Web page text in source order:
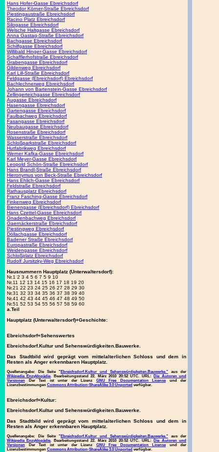
Hans Hofer-Gasse Ebreichsdorf
Theodor Körner-Straße Ebreichsdorf
Piestingaustraße Ebreichsdorf
Racino Platz Ebreichsdorf
Silogasse Ebreichsdorf
Welsche Haltgasse Ebreichsdorf
Anna Gastag-Straße Ebreichsdorf
Bachgasse Ebreichsdorf
Schilfgasse Ebreichsdorf
Willibald Hinger-Gasse Ebreichsdorf
Schafflerhofstraße Ebreichsdorf
Grabengasse Ebreichsdorf
Gildenweg Ebreichsdorf
Karl Lill-Straße Ebreichsdorf
Feldgasse (Ebreichsdorf) Ebreichsdorf
Bachlechnerweg Ebreichsdorf
Johann von Bartenstein-Gasse Ebreichsdorf
Zellingerteichgasse Ebreichsdorf
Augasse Ebreichsdorf
Hasengasse Ebreichsdorf
Gartengasse Ebreichsdorf
Faulbachweg Ebreichsdorf
Fasangasse Ebreichsdorf
Neubaugasse Ebreichsdorf
Rosenstraße Ebreichsdorf
Wasserstraße Ebreichsdorf
Schloßparkstraße Ebreichsdorf
Hutfabrikweg Ebreichsdorf
Werner Kafka-Gasse Ebreichsdorf
Karl Meyer-Gasse Ebreichsdorf
Leopold Schön-Straße Ebreichsdorf
Hans Brandl-Straße Ebreichsdorf
Hieronymus von Beck-Straße Ebreichsdorf
Hans Ehlich-Gasse Ebreichsdorf
Feldstraße Ebreichsdorf
Rathausplatz Ebreichsdorf
Franz Fasching-Gasse Ebreichsdorf
Finkenweg Ebreichsdorf
Bienengasse (Ebreichsdorf) Ebreichsdorf
Hans Czettel-Gasse Ebreichsdorf
Gnadenbachweg Ebreichsdorf
Gaernäckerstraße Ebreichsdorf
Piestingweg Ebreichsdorf
Döllachgasse Ebreichsdorf
Badener Straße Ebreichsdorf
Europastraße Ebreichsdorf
Weidengasse Ebreichsdorf
Schloßplatz Ebreichsdorf
Rudolf Jursitzky-Weg Ebreichsdorf
Hausnummern Hauptplatz (Unterwaltersdorf):
Nr.1 2 3 4 5 6 7 5 9 10
Nr.11 12 13 14 15 16 17 18 19 20
Nr.21 22 23 24 25 26 27 28 29 30
Nr.31 32 33 34 35 36 37 38 39 40
Nr.41 42 43 44 45 46 47 48 49 50
Nr.51 52 53 54 55 56 57 58 59 60
a.Teil
Hauptplatz (Unterwaltersdorf)+Geschichte:
Ebreichsdorf+Sehenswertes
Ebreichsdorf.Kultur und Sehenswürdigkeiten.Bauwerke.
Das Stadtbild wird geprägt vom mittelalterlichen Schloss und dem in
Resten als Anger erkennbaren Hauptplatz.
Quellenangabe: Die Seite "Ebreichsdorf.Kultur und Sehenswürdigkeiten.Bauwerke." aus der
Wikipedia Enzyklopädie. Bearbeitungsstand 22. März 2010 20:52 UTC. URL: Die Autoren und
Versionen Der Text ist unter der Lizenz GNU Free Documentation Licenseund der
Lizenzbestimmungen Commons Attribution-ShareAlike 3.0 Unported verfügbar.
Ebreichsdorf+Kultur:
Ebreichsdorf.Kultur und Sehenswürdigkeiten.Bauwerke.
Das Stadtbild wird geprägt vom mittelalterlichen Schloss und dem in
Resten als Anger erkennbaren Hauptplatz.
Quellenangabe: Die Seite "Ebreichsdorf.Kultur und Sehenswürdigkeiten.Bauwerke." aus der
Wikipedia Enzyklopädie. Bearbeitungsstand 22. März 2010 20:52 UTC. URL: Die Autoren und
Versionen Der Text ist unter der Lizenz GNU Free Documentation Licenseund der
Lizenzbestimmungen Commons Attribution-ShareAlike 3.0 Unported verfügbar.